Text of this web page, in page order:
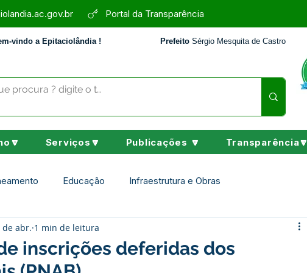
Portal da Transparência
vindo a Epitaciolândia ! Prefeito Sérgio Mesquita de Castro
Serviços🔽 Publicações 🔽 Transparência🔽
Educação Infraestrutura e Obras
Social Desporto Cultura e Lazer
inscrições deferidas dos
de abr. 1 min de leitura